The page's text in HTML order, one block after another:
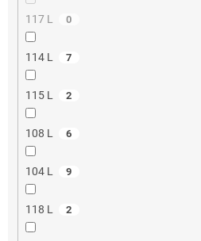
117 L 0
114 L 7
115 L 2
108 L 6
104 L 9
118 L 2